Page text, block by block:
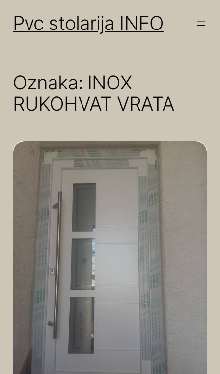
sadržajaPvc stolarija INFO
Oznaka: INOX
RUKOHVAT VRATA